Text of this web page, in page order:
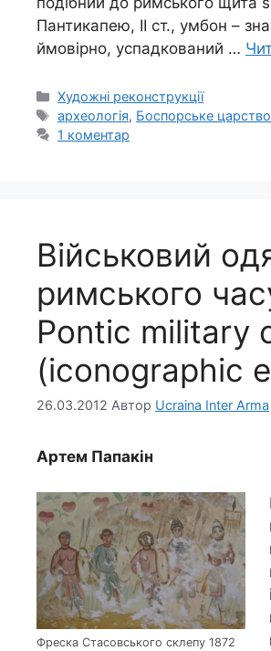
Пантикапею, ІІ ст., умбон –
ймовірно, успадкований …
Категорії
Художні реконструкції
Позначки
археологія, Боспорське царство
1 коментар
Військовий
римського
Pontic military
(iconographic
26.03.2012 Автор Ucraina Inter Arma
Артем Папакін
Фреска Стасовського склепу 1872